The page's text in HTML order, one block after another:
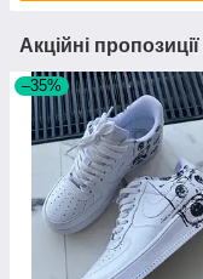
Акційні
–35%